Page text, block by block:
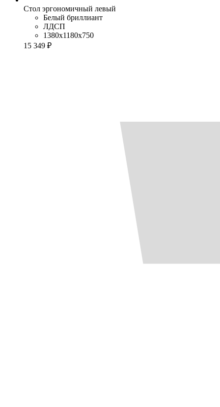
Стол эргономичный левый
Белый бриллиант
ЛДСП
1380x1180x750
15 349 ₽